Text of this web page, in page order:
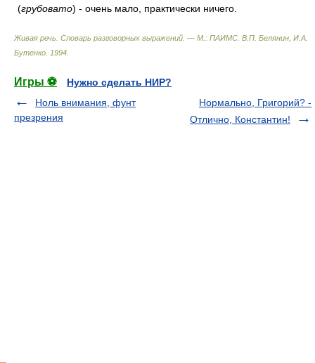
(грубовато) - очень мало, практически ничего.
Живая речь. Словарь разговорных выражений. — М.: ПАИМС В.П. Белянин, И.А.
Бутенко 1994
Игры ⚽
Нужно сделать НИР?
Ноль внимания, фунт
презрения
Нормально, Григорий? -
Отлично, Константин!